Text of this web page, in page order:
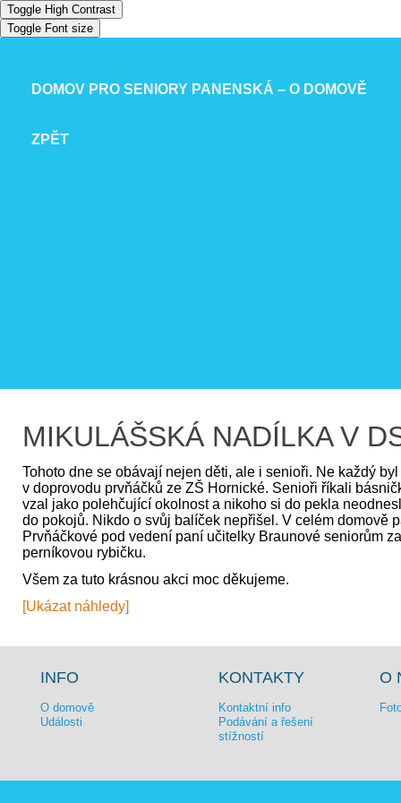
Toggle High Contrast
Toggle Font size
DOMOV PRO SENIORY PANENSKÁ – O DOMOVĚ
ZPĚT
MIKULÁŠSKÁ NADÍLKA V
Tohoto dne se obávají nejen děti, ale i senioři. Ne každý
v doprovodu prvňáčků ze ZŠ Hornické. Senioři říkali
vzal jako polehčující okolnost a nikoho si do pekla
do pokojů. Nikdo o svůj balíček nepřišel. V celém domově
Prvňáčkové pod vedení paní učitelky Braunové seniorům
perníkovou rybičku.
Všem za tuto krásnou akci moc děkujeme.
[Ukázat náhledy]
INFO
O domově
Události
KONTAKTY
Kontaktní info
Podávání a řešení
stížností
O